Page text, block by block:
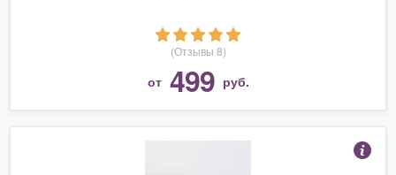
(Отзывы 8)
от 499 руб.